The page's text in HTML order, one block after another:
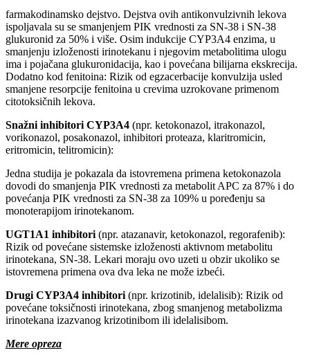
farmakodinamsko dejstvo. Dejstva ovih antikonvulzivnih lekova
ispoljavala su se smanjenjem PIK vrednosti za SN-38 i SN-38
glukuronid za 50% i više. Osim indukcije CYP3A4 enzima, u
smanjenju izloženosti irinotekanu i njegovim metabolitima ulogu
ima i pojačana glukuronidacija, kao i povećana bilijarna ekskrecija.
Dodatno kod fenitoina: Rizik od egzacerbacije konvulzija usled
smanjene resorpcije fenitoina u crevima uzrokovane primenom
citotoksičnih lekova.
Snažni inhibitori CYP3A4 (npr. ketokonazol, itrakonazol,
vorikonazol, posakonazol, inhibitori proteaza, klaritromicin,
eritromicin, telitromicin):
Jedna studija je pokazala da istovremena primena ketokonazola
dovodi do smanjenja PIK vrednosti za metabolit APC za 87% i do
povećanja PIK vrednosti za SN-38 za 109% u poređenju sa
monoterapijom irinotekanom.
UGT1A1 inhibitori(npr. atazanavir, ketokonazol, regorafenib):
Rizik od povećane sistemske izloženosti aktivnom metabolitu
irinotekana, SN-38. Lekari moraju ovo uzeti u obzir ukoliko se
istovremena primena ova dva leka ne može izbeći.
Drugi CYP3A4 inhibitori(npr. krizotinib, idelalisib): Rizik od
povećane toksičnosti irinotekana, zbog smanjenog metabolizma
irinotekana izazvanog krizotinibom ili idelalisibom.
Mere opreza